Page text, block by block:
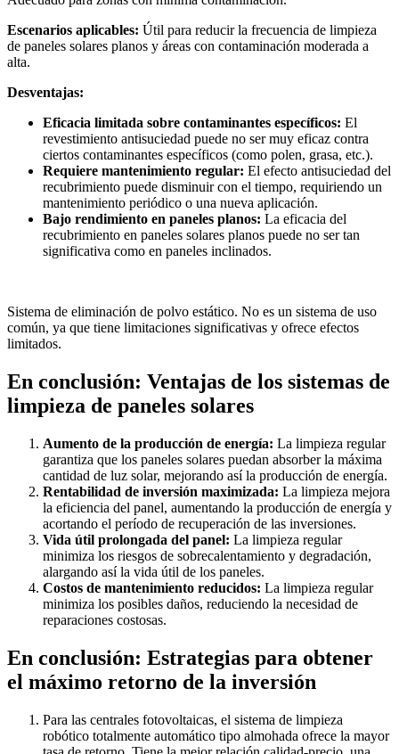
Escenarios aplicables: Útil para reducir la frecuencia de limpieza
de paneles solares planos y áreas con contaminación moderada a
alta.
Desventajas:
Eficacia limitada sobre contaminantes específicos: El
revestimiento antisuciedad puede no ser muy eficaz contra
ciertos contaminantes específicos (como polen, grasa, etc.).
Requiere mantenimiento regular: El efecto antisuciedad del
recubrimiento puede disminuir con el tiempo, requiriendo un
mantenimiento periódico o una nueva aplicación.
Bajo rendimiento en paneles planos: La eficacia del
recubrimiento en paneles solares planos puede no ser tan
significativa como en paneles inclinados.
Sistema de eliminación de polvo estático. No es un sistema de uso
común, ya que tiene limitaciones significativas y ofrece efectos
limitados.
En conclusión: Ventajas de los sistemas de
limpieza de paneles solares
Aumento de la producción de energía: La limpieza regular
garantiza que los paneles solares puedan absorber la máxima
cantidad de luz solar, mejorando así la producción de energía.
Rentabilidad de inversión maximizada: La limpieza mejora
la eficiencia del panel, aumentando la producción de energía y
acortando el período de recuperación de las inversiones.
Vida útil prolongada del panel: La limpieza regular
minimiza los riesgos de sobrecalentamiento y degradación,
alargando así la vida útil de los paneles.
Costos de mantenimiento reducidos: La limpieza regular
minimiza los posibles daños, reduciendo la necesidad de
reparaciones costosas.
En conclusión: Estrategias para obtener
el máximo retorno de la inversión
Para las centrales fotovoltaicas, el sistema de limpieza
robótico totalmente automático tipo almohada ofrece la mayor